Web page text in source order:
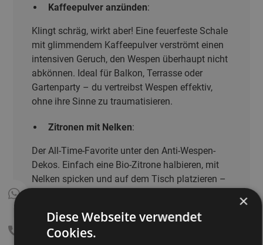
Kaffeepulver anzünden:
Klingt schräg, wirkt aber! Eine feuerfeste Schale
mit glimmendem Kaffeepulver verströmt einen
intensiven Geruch, den Wespen überhaupt nicht
abkönnen. Ideal für Balkon, Terrasse oder
Gartenparty – du vertreibst Wespen effektiv,
ohne ihre Sinne zu traumatisieren.
Zitronen mit Nelken:
Der All-Time-Favorite unter den Anti-Wespen-
Dekos. Einfach eine Bio-Zitrone halbieren, mit
Nelken spicken und auf dem Tisch platzieren –
verteilt, kann größere Bereiche wespenfrei
halten.
×
Diese Webseite verwendet
Cookies.